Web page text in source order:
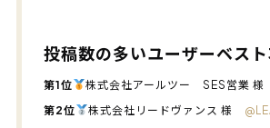
投稿数の多いユーザーベス
第1位 株式会社アールツー SES営業 様
第2位
株式会社リードヴァンス 様